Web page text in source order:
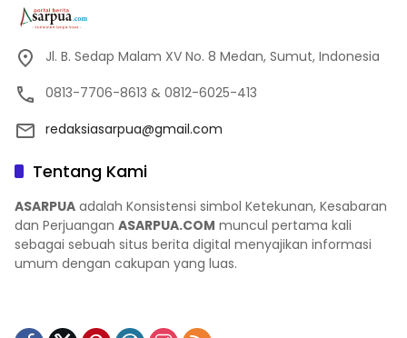
Jl. B. Sedap Malam XV No. 8 Medan, Sumut, Indonesia
0813-7706-8613 & 0812-6025-413
redaksiasarpua@gmail.com
Tentang Kami
ASARPUA adalah Konsistensi simbol Ketekunan, Kesabaran
dan Perjuangan ASARPUA.COM muncul pertama kali
sebagai sebuah situs berita digital menyajikan informasi
umum dengan cakupan yang luas.